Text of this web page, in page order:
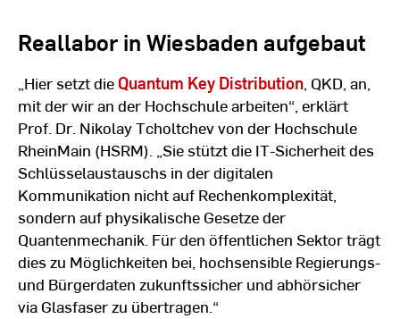
Reallabor in Wiesbaden aufgebaut
„Hier setzt die Quantum Key Distribution, QKD, an,
mit der wir an der Hochschule arbeiten“, erklärt
Prof. Dr. Nikolay Tcholtchev von der Hochschule
RheinMain (HSRM). „Sie stützt die IT-Sicherheit des
Schlüsselaustauschs in der digitalen
Kommunikation nicht auf Rechenkomplexität,
sondern auf physikalische Gesetze der
Quantenmechanik. Für den öffentlichen Sektor trägt
dies zu Möglichkeiten bei, hochsensible Regierungs-
und Bürgerdaten zukunftssicher und abhörsicher
via Glasfaser zu übertragen.“